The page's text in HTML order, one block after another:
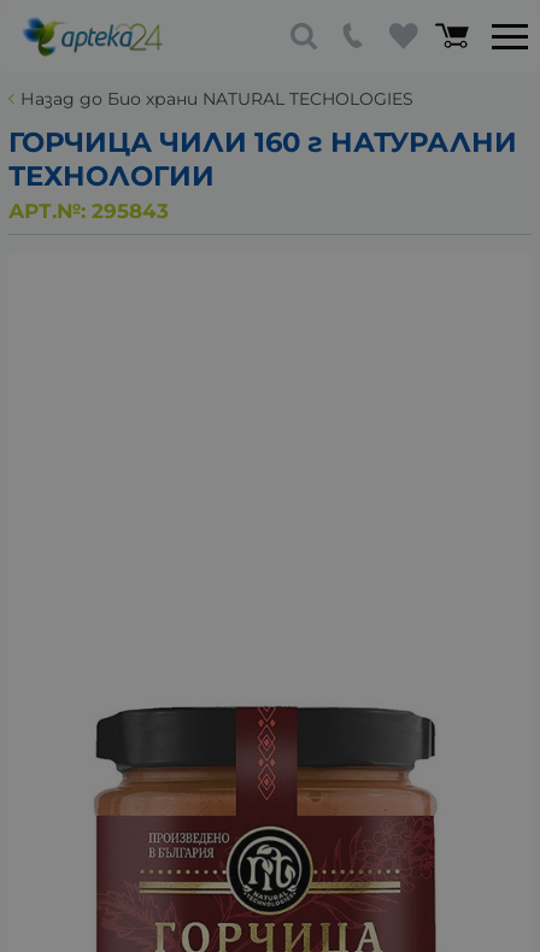
Назад до Био храни NATURAL TECHOLOGIES
ГОРЧИЦА ЧИЛИ 160 г НАТУРАЛНИ
ТЕХНОЛОГИИ
АРТ.№: 295843